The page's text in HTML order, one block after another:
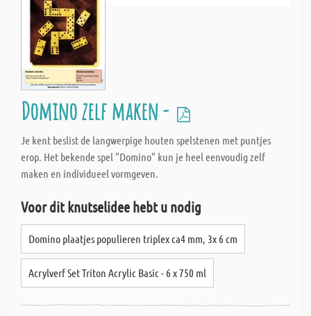
Domino zelf maken -
Je kent beslist de langwerpige houten spelstenen met puntjes
erop. Het bekende spel "Domino" kun je heel eenvoudig zelf
maken en individueel vormgeven.
Voor dit knutselidee hebt u nodig
Domino plaatjes populieren triplex ca4 mm, 3x 6 cm
Acrylverf Set Triton Acrylic Basic - 6 x 750 ml